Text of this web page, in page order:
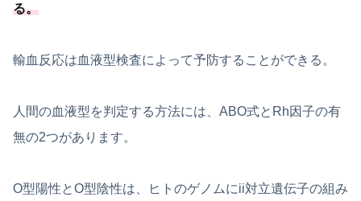
る。
輸血反応は血液型検査によって予防することができる。
人間の血液型を判定する方法には、ABO式とRh因子の有
無の2つがあります。
O型陽性とO型陰性は、ヒトのゲノムにii対立遺伝子の組み